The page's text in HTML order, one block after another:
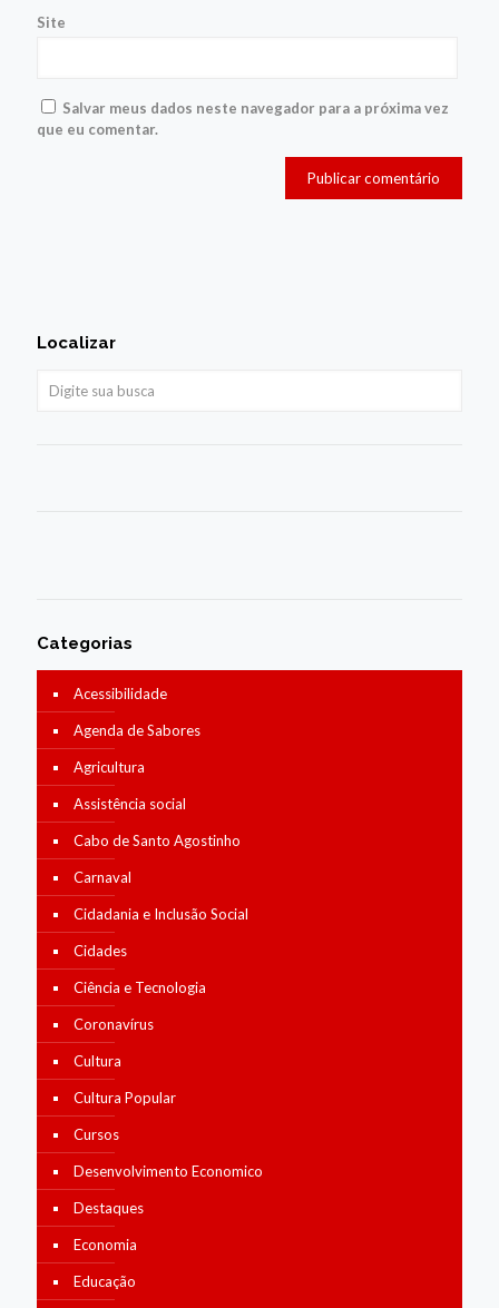
Site
Salvar meus dados neste navegador para a próxima vez
que eu comentar.
Localizar
Categorias
Acessibilidade
Agenda de Sabores
Agricultura
Assistência social
Cabo de Santo Agostinho
Carnaval
Cidadania e Inclusão Social
Cidades
Ciência e Tecnologia
Coronavírus
Cultura
Cultura Popular
Cursos
Desenvolvimento Economico
Destaques
Economia
Educação